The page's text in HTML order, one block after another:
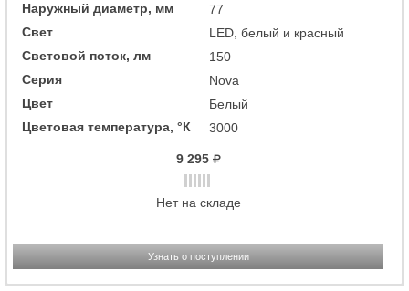
Наружный диаметр, мм
77
Свет
LED, белый и красный
Световой поток, лм
150
Серия
Nova
Цвет
Белый
Цветовая температура, °К
3000
9 295
Нет на складе
Узнать о поступлении